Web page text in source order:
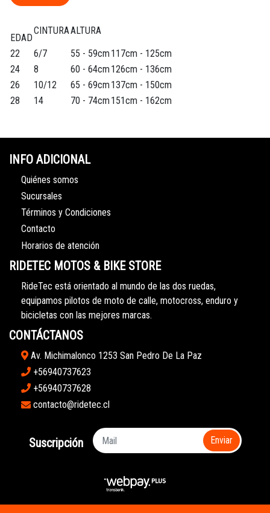
EDAD
CINTURAALTURA
22
6/7 55 - 59cm 117cm - 125cm
24
8 60 - 64cm 126cm - 136cm
26
10/12 65 - 69cm 137cm - 150cm
28
14 70 - 74cm 151cm - 162cm
INFO ADICIONAL
Quiénes somos
Sucursales
Términos y Condiciones
Contacto
Horarios de atención
RIDETEC MOTOS & BIKE STORE
RideTec está orientado al mundo de las dos ruedas,
equipamos pilotos de moto de calle, motocross, enduro y
bicicletas con las mejores marcas.
CONTÁCTANOS
Av. Michimalonco 1253 San Pedro De La Paz
+56940737623
+56940737628
contacto@ridetec.cl
Suscripción Enviar